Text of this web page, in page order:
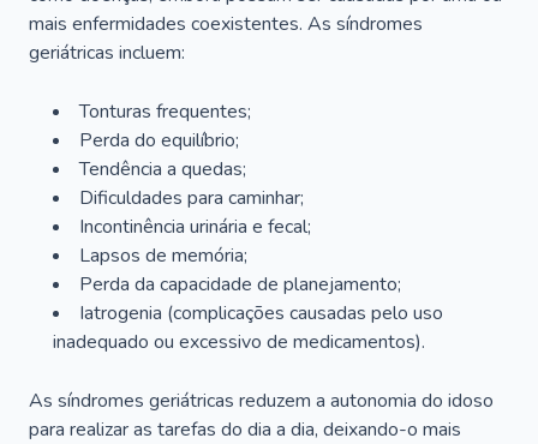
mais enfermidades coexistentes. As síndromes
geriátricas incluem:
Tonturas frequentes;
Perda do equilíbrio;
Tendência a quedas;
Dificuldades para caminhar;
Incontinência urinária e fecal;
Lapsos de memória;
Perda da capacidade de planejamento;
Iatrogenia (complicações causadas pelo uso
inadequado ou excessivo de medicamentos).
As síndromes geriátricas reduzem a autonomia do idoso
para realizar as tarefas do dia a dia, deixando-o mais